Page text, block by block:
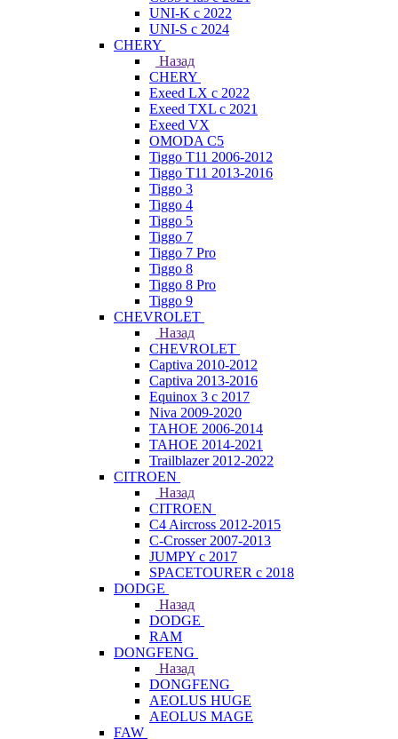
UNI-K с 2022
UNI-S с 2024
CHERY
Назад
CHERY
Exeed LX с 2022
Exeed TXL с 2021
Exeed VX
OMODA C5
Tiggo T11 2006-2012
Tiggo T11 2013-2016
Tiggo 3
Tiggo 4
Tiggo 5
Tiggo 7
Tiggo 7 Pro
Tiggo 8
Tiggo 8 Pro
Tiggo 9
CHEVROLET
Назад
CHEVROLET
Captiva 2010-2012
Captiva 2013-2016
Equinox 3 с 2017
Niva 2009-2020
TAHOE 2006-2014
TAHOE 2014-2021
Trailblazer 2012-2022
CITROEN
Назад
CITROEN
C4 Aircross 2012-2015
C-Crosser 2007-2013
JUMPY с 2017
SPACETOURER с 2018
DODGE
Назад
DODGE
RAM
DONGFENG
Назад
DONGFENG
AEOLUS HUGE
AEOLUS MAGE
FAW